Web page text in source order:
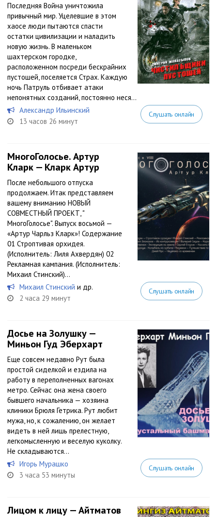
Последняя Война уничтожила
привычный мир. Уцелевшие в этом
хаосе люди пытаются спасти
остатки цивилизации и наладить
новую жизнь. В маленьком
шахтерском городке,
расположенном посреди бескрайних
пустошей, поселяется Страх. Каждую
ночь Патруль отбивает атаки
непонятных созданий, постоянно неся...
Александр Ильинский
13 часов 26 минут
Слушать онлайн
МногоГолосье. Артур
Кларк — Кларк Артур
После небольшого отпуска
продолжаем. Итак представляем
вашему вниманию НОВЫЙ
СОВМЕСТНЫЙ ПРОЕКТ, "
МногоГолосье". Выпуск восьмой —
«Артур Чарльз Кларк»! Содержание
01 Строптивая орхидея.
(Исполнитель: Лиля Ахвердян) 02
Рекламная кампания. (Исполнитель:
Михаил Стинский)...
Михаил Стинский и др.
2 часа 29 минут
Слушать онлайн
Досье на Золушку —
Миньон Гуд Эберхарт
Еще совсем недавно Рут была
простой сиделкой и ездила на
работу в переполненных вагонах
метро. Сейчас она жена своего
бывшего начальника — хозяина
клиники Брюля Гетрика. Рут любит
мужа, но, к сожалению, он желает
видеть в ней лишь прелестную,
легкомысленную и веселую куколку.
Не складываются...
Игорь Мурашко
3 часа 53 минуты
Слушать онлайн
Лицом к лицу — Айтматов